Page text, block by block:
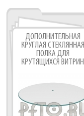
ДОПОЛНИТЕЛЬНАЯ
КРУГЛАЯ СТЕКЛЯННАЯ
ПОЛКА ДЛЯ
КРУТЯЩИХСЯ ВИТРИН